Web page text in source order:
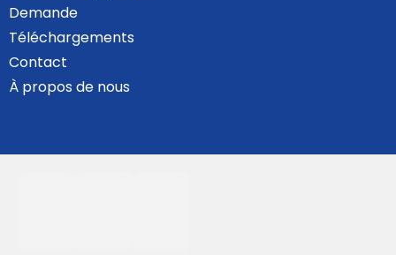
Demande
Téléchargements
Contact
À propos de nous